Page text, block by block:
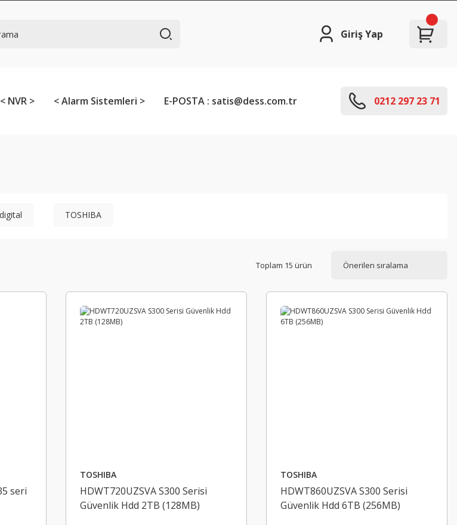
Giriş Yap
< NVR > < Alarm Sistemleri > E-POSTA : satis@dess.com.tr 0212 297 23 71
TOSHIBA
Toplam 15 ürün
seri
TOSHIBA
HDWT720UZSVA S300 Serisi
Güvenlik Hdd 2TB (128MB)
TOSHIBA
HDWT860UZSVA S300 Serisi
Güvenlik Hdd 6TB (256MB)